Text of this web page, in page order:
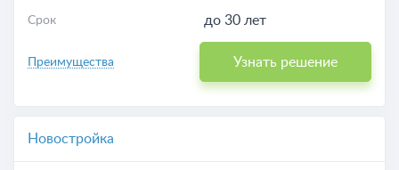
Срок до 30 лет
Преимущества Узнать решение
Новостройка